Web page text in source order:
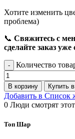
Хотите изменить
проблема)
📞 Свяжитесь с
сделайте заказ уже
Количество
В корзину Купить
Добавить в Список
0 Люди смотрят
Топ Шар